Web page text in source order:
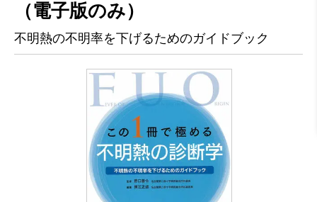
（電子版のみ）
不明熱の不明率を下げるためのガイドブック